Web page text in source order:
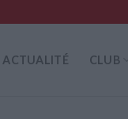
ACTUALITÉ CLUB